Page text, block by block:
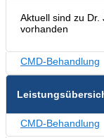
Aktuell sind zu
vorhanden
CMD-Behandlung
CMD-Behandlung